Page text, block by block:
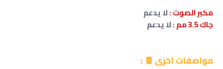
مكبر الصوت :لايدعم
جاك 3.5 مم
:لايدعم
مواصفات اخرى 🧾 :